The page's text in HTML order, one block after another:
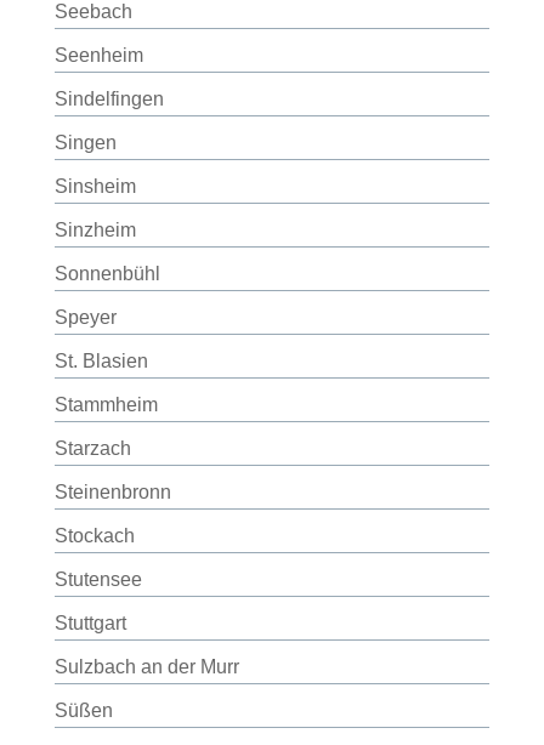
Seebach
Seenheim
Sindelfingen
Singen
Sinsheim
Sinzheim
Sonnenbühl
Speyer
St. Blasien
Stammheim
Starzach
Steinenbronn
Stockach
Stutensee
Stuttgart
Sulzbach an der Murr
Süßen